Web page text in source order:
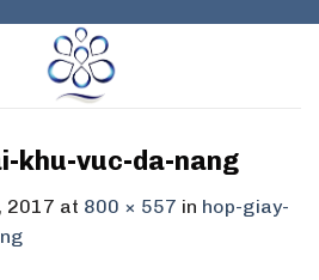
khu-vuc-da-nang
2017 at 800 × 557 in hop-giay-